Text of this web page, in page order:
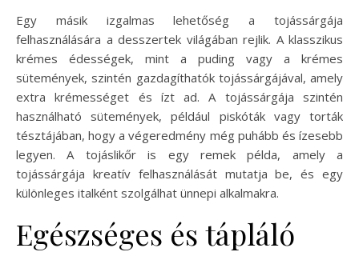
Egy másik izgalmas lehetőség a tojássárgája
felhasználására a desszertek világában rejlik. A klasszikus
krémes édességek, mint a puding vagy a krémes
sütemények, szintén gazdagíthatók tojássárgájával, amely
extra krémességet és ízt ad. A tojássárgája szintén
használható sütemények, például piskóták vagy torták
tésztájában, hogy a végeredmény még puhább és ízesebb
legyen. A tojáslikőr is egy remek példa, amely a
tojássárgája kreatív felhasználását mutatja be, és egy
különleges italként szolgálhat ünnepi alkalmakra.
Egészséges és tápláló